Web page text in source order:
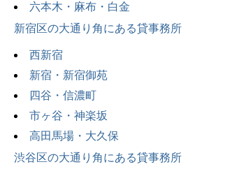
六本木・麻布・白金
新宿区の大通り角にある貸事務所
西新宿
新宿・新宿御苑
四谷・信濃町
市ヶ谷・神楽坂
高田馬場・大久保
渋谷区の大通り角にある貸事務所